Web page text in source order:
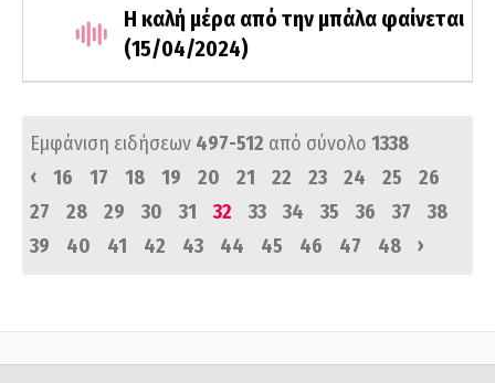
Η καλή μέρα από την μπάλα φαίνεται
(15/04/2024)
Εμφάνιση ειδήσεων 497-512 από σύνολο 1338
‹
16 17 18 19 20 21 22 23 24 25
26
27
28 29 30 31 32 33 34 35 36 37
38
39
40 41 42 43 44 45 46 47 48 ›